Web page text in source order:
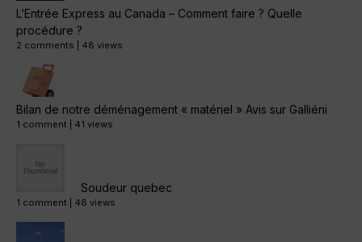
L’Entrée Express au Canada – Comment faire ? Quelle
procédure ?
2 comments 48 views
Bilan de notre déménagement « matériel » Avis sur Galliéni
1 comment 41 views
Soudeur quebec
1 comment 48 views